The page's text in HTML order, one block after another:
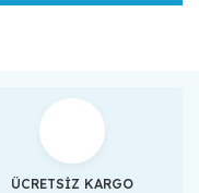
ÜCRETSİZ KARGO